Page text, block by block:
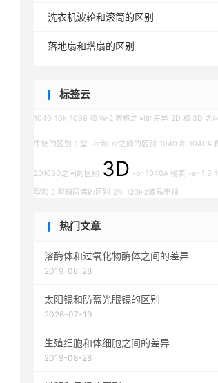
洗衣机波轮和滚筒的区别
落地扇和塔扇的区别
标签云
1040 10k 1099 和 W-2 表格之间的差异 2D 和 3D 之
牛奶的区别 1 型 -er和-or之间的区别 1040 和 1040A
2D和3D之间的区别 3D -or 1040A 税表 -er 1.8
型和 2 型糖尿病的区别 2% 120Hz液晶电视
热门文章
溶酶体和过氧化物酶体之间的差异
2019-08-28
太阳镜和防蓝光眼镜的区别
2026-07-19
生殖细胞和体细胞之间的差异
2019-08-28